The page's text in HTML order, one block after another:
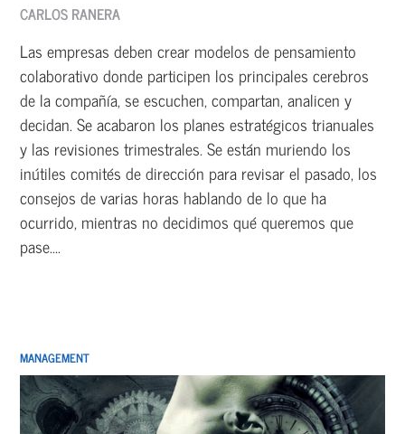
CARLOS RANERA
Las empresas deben crear modelos de pensamiento
colaborativo donde participen los principales cerebros
de la compañía, se escuchen, compartan, analicen y
decidan. Se acabaron los planes estratégicos trianuales
y las revisiones trimestrales. Se están muriendo los
inútiles comités de dirección para revisar el pasado, los
consejos de varias horas hablando de lo que ha
ocurrido, mientras no decidimos qué queremos que
pase....
MANAGEMENT